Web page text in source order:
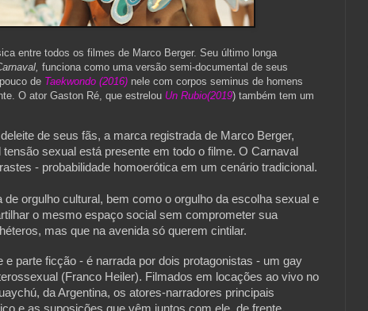
entre todos os filmes de Marco Berger. Seu último longa
funciona como uma versão semi-documental de seus
de Taekwondo (2016) nele com corpos seminus de homens
O ator Gaston Ré, que estrelou Un Rubio(2019) também tem um
de seus fãs, a marca registrada de Marco Berger,
sexual está presente em todo o filme. O Carnaval
- probabilidade homoerótica em um cenário tradicional.
de orgulho cultural, bem como o orgulho da escolha sexual e
o mesmo espaço social sem comprometer sua
mas que na avenida só querem cintilar.
e parte ficção - é narrada por dois protagonistas - um gay
(Franco Heiler). Filmados em locações ao vivo no
da Argentina, os atores-narradores principais